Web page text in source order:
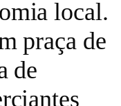
local.
praça de
de